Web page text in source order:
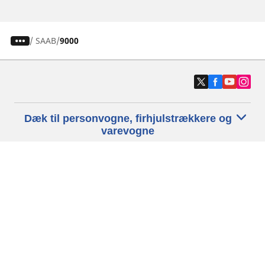
/ SAAB 9000
Dæk til personvogne, firhjulstrækkere og
varevogne